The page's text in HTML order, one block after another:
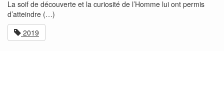
La soif de découverte et la curiosité de l’Homme lui ont permis
d’atteindre (…)
2019